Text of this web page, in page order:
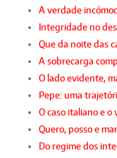
A verdade
Integridade no
Que da noite das
A sobrecarga
O lado evidente,
Pepe: uma
O caso italiano e o
Quero, posso e
Do regime dos